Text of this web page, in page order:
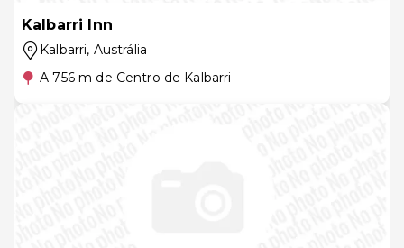
Kalbarri Inn
Kalbarri, Austrália
A 756 m de Centro de Kalbarri